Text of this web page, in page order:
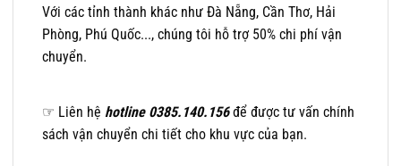
Với các tỉnh thành khác như Đà Nẵng, Cần Thơ, Hải
Phòng, Phú Quốc..., chúng tôi hỗ trợ 50% chi phí vận
chuyển.
☞ Liên hệ hotline 0385.140.156 để được tư vấn chính
sách vận chuyển chi tiết cho khu vực của bạn.